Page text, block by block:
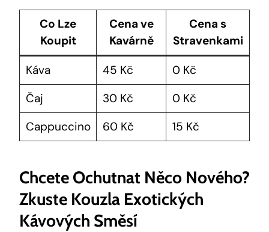
Co Lze
Koupit
Cena ve
Kavárně
Cena s
Stravenkami
Káva
45 Kč
0 Kč
Čaj
30 Kč
0 Kč
Cappuccino
60 Kč 15 Kč
Chcete Ochutnat Něco Nového?
Zkuste Kouzla Exotických
Kávových Směsí